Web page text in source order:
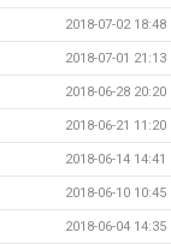
2018-07-02 18:48
2018-07-01 21:13
2018-06-28 20:20
2018-06-21 11:20
2018-06-14 14:41
2018-06-10 10:45
2018-06-04 14:35